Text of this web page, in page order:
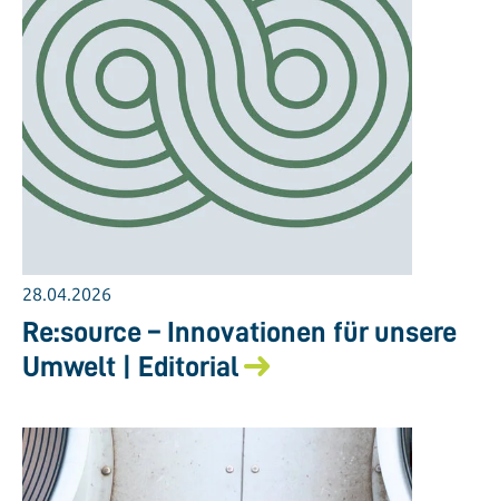
28.04.2026
Re:source – Innovationen für unsere
Umwelt | Editorial